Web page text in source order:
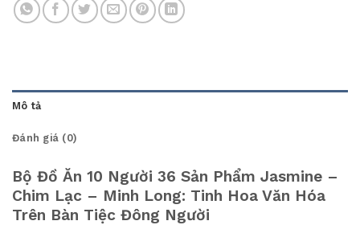
Mô tả
Đánh giá (0)
Bộ Đồ Ăn 10 Người 36 Sản Phẩm Jasmine –
Chim Lạc – Minh Long: Tinh Hoa Văn Hóa
Trên Bàn Tiệc Đông Người